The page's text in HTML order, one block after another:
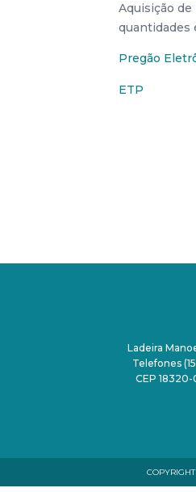
Aquisição
quantidades
Pregão
ETP
Ladeira
Telefones
CEP